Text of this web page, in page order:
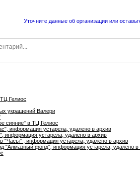
Уточните данные об организации или
Гелиос
украшений Валери
сияние" в ТЦ Гелиос
информация устарела, удалено в архив
информация устарела, удалено в архив
"Часы" , информация устарела, удалено в архив
"Алмазный фонд", информация устарела, удалено в